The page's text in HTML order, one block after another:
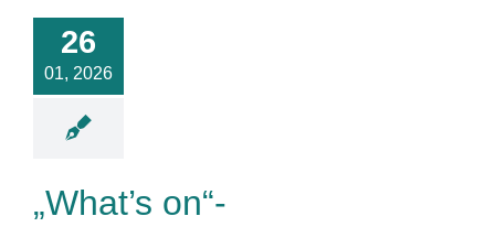
26
01, 2026
Drobs
„What’s on“-